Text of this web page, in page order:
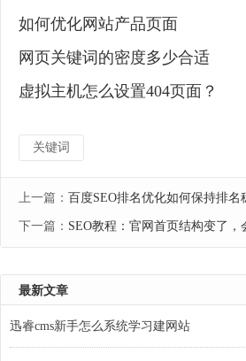
如何优化网站产品页面
网页关键词的密度多少合适
虚拟主机怎么设置404页面？
关键词
上一篇： 百度SEO排名优化如何保持排名
下一篇： SEO教程：官网首页结构变了，
最新文章
迅睿cms新手怎么系统学习建网站